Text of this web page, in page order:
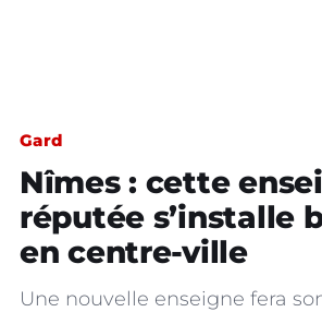
Gard
Nîmes : cette
réputée s’installe
en centre-ville
Une nouvelle enseigne fera